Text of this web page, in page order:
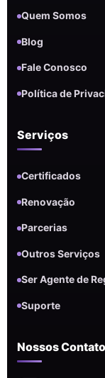
Quem Somos
Blog
Fale Conosco
Política de
Serviços
Certificados
Renovação
Parcerias
Outros Serviços
Ser Agente de
Suporte
Nossos